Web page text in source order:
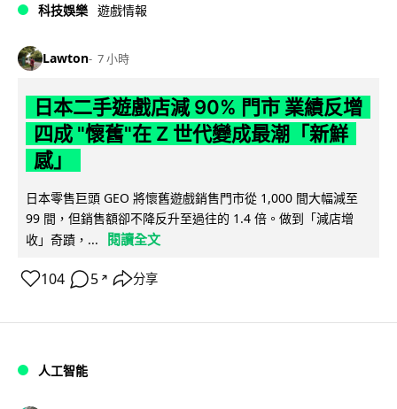
科技娛樂 遊戲情報
Lawton 7 小時
日本二手遊戲店減 90% 門市 業績反增
四成 "懷舊"在 Z 世代變成最潮「新鮮
感」
日本零售巨頭 GEO 將懷舊遊戲銷售門市從 1,000 間大幅減至
99 間，但銷售額卻不降反升至過往的 1.4 倍。做到「減店增
收」奇蹟，...
閱讀全文
104 5 ↗ 分享
人工智能